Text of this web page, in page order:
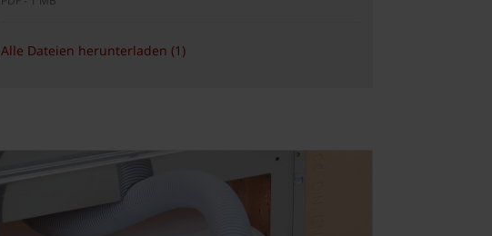
Alle Dateien herunterladen (1)